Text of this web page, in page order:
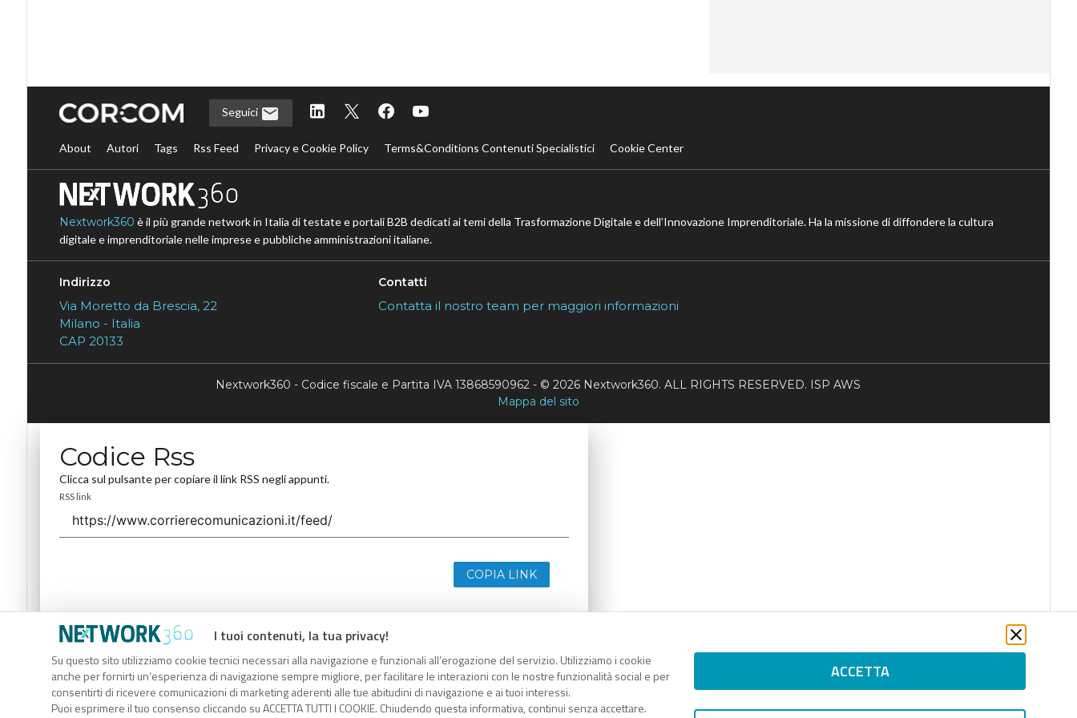
I tuoi contenuti, la tua privacy!
Su questo sito utilizziamo cookie tecnici necessari alla navigazione e funzionali all’erogazione del servizio. Utilizziamo i cookie
anche per fornirti un’esperienza di navigazione sempre migliore, per facilitare le interazioni con le nostre funzionalità social e per
consentirti di ricevere comunicazioni di marketing aderenti alle tue abitudini di navigazione e ai tuoi interessi.
Puoi esprimere il tuo consenso cliccando su ACCETTA TUTTI I COOKIE. Chiudendo questa informativa, continui senza accettare.
ACCETTA
Seguici
About Autori Tags Rss Feed Privacy e Cookie Policy Terms&Conditions Contenuti Specialistici Cookie Center
Nextwork360 è il più grande network in Italia di testate e portali B2B dedicati ai temi della Trasformazione Digitale e dell’Innovazione Imprenditoriale. Ha la missione di diffondere la cultura
digitale e imprenditoriale nelle imprese e pubbliche amministrazioni italiane.
Indirizzo
Via Moretto da Brescia, 22
Milano - Italia
CAP 20133
Contatti
Contatta il nostro team per maggiori informazioni
Nextwork360 - Codice fiscale e Partita IVA 13868590962 - © 2026 Nextwork360. ALL RIGHTS RESERVED. ISP AWS
Mappa del sito
Codice Rss
Clicca sul pulsante per copiare il link RSS negli appunti.
RSS link
COPIA LINK
Codice Rss
Clicca sul pulsante per copiare il link RSS negli appunti.
RSS link